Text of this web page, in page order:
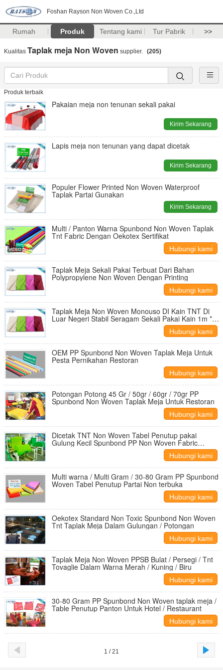
Foshan Rayson Non Woven Co.,Ltd
Rumah Produk Tentang kami Tur Pabrik >>
Kualitas Taplak meja Non Woven supplier. (205)
Produk terbaik
Pakaian meja non tenunan sekali pakai
Kirim Sekarang
Lapis meja non tenunan yang dapat dicetak
Kirim Sekarang
Populer Flower Printed Non Woven Waterproof
Taplak Partai Gunakan
Kirim Sekarang
Multi / Panton Warna Spunbond Non Woven Taplak
Tnt Fabric Dengan Oekotex Sertifikat
Hubungi kami
Taplak Meja Sekali Pakai Terbuat Dari Bahan
Polypropylene Non Woven Dengan Printing
Hubungi kami
Taplak Meja Non Woven Monouso DI Kain TNT Di
Luar Negeri Stabil Seragam Sekali Pakai Kain 1m *
Hubungi kami
OEM PP Spunbond Non Woven Taplak Meja Untuk
Pesta Pernikahan Restoran
Hubungi kami
Potongan Potong 45 Gr / 50gr / 60gr / 70gr PP
Spunbond Non Woven Taplak Meja Untuk Restoran
Hubungi kami
Dicetak TNT Non Woven Tabel Penutup pakai
Gulung Kecil Spunbond PP Non Woven Fabric
Hubungi kami
Multi warna / Multi Gram / 30-80 Gram PP Spunbond
Woven Tabel Penutup Partai Non terbuka
Hubungi kami
Oekotex Standard Non Toxic Spunbond Non Woven
Tnt Taplak Meja Dalam Gulungan / Potongan
Hubungi kami
Taplak Meja Non Woven PPSB Bulat / Persegi / Tnt
Tovaglie Dalam Warna Merah / Kuning / Biru
Hubungi kami
30-80 Gram PP Spunbond Non Woven taplak meja /
Table Penutup Panton Untuk Hotel / Restaurant
Hubungi kami
1 / 21